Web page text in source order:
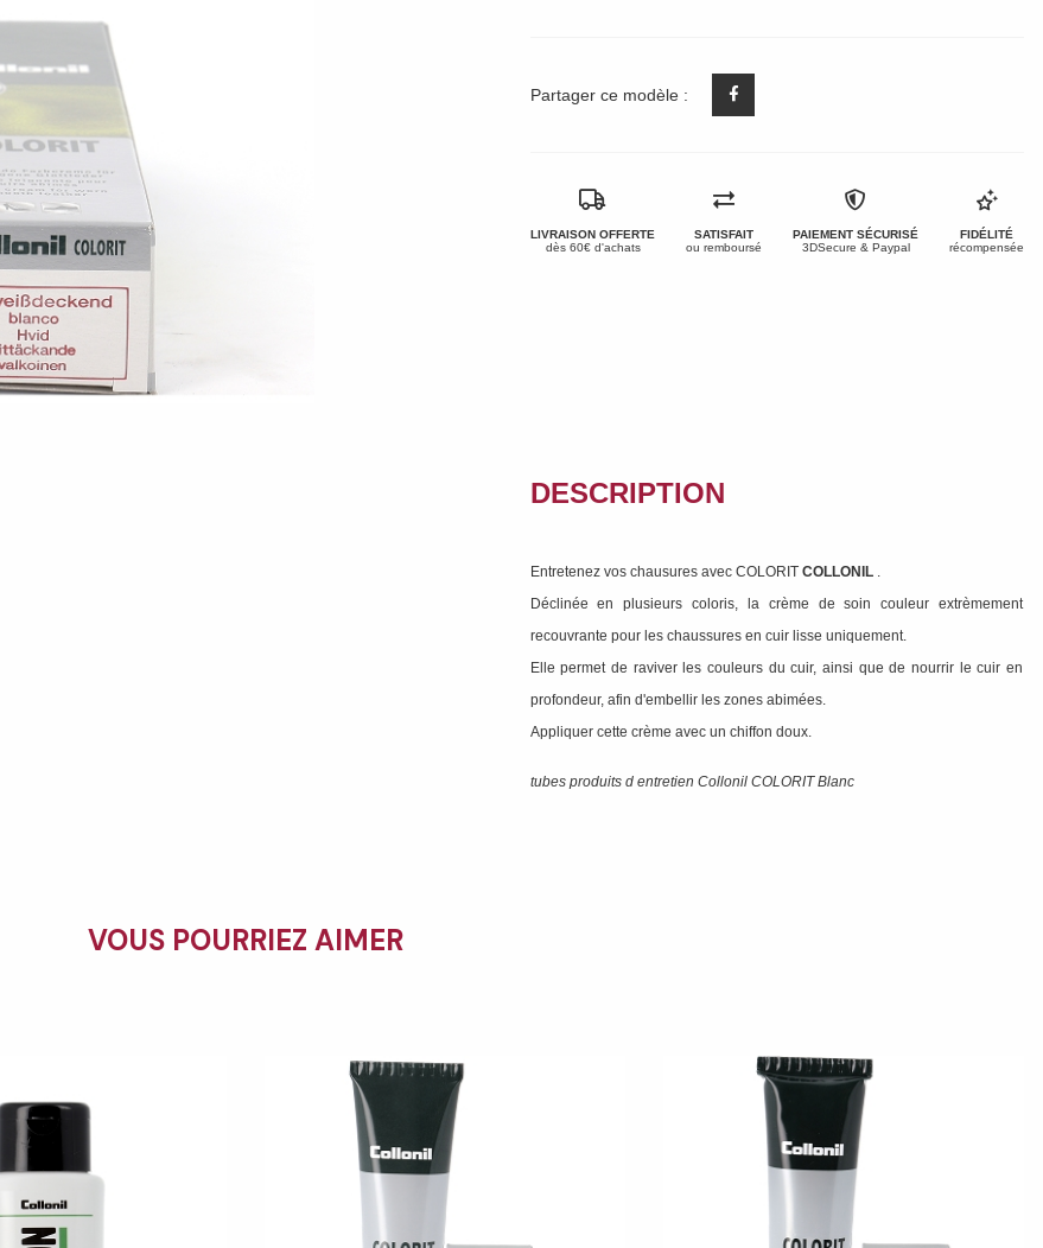
Partager ce modèle :
LIVRAISON OFFERTE
dès 60€ d'achats
SATISFAIT
ou remboursé
PAIEMENT SÉCURISÉ
3DSecure & Paypal
FIDÉLITÉ
récompensée
DESCRIPTION
Entretenez vos chausures avec COLORIT COLLONIL
Déclinée en plusieurs coloris, la crème de soin couleur extrèmement
recouvrante pour les chaussures en cuir lisse uniquement.
Elle permet de raviver les couleurs du cuir, ainsi que de nourrir le cuir en
profondeur, afin d'embellir les zones abimées.
Appliquer cette crème avec un chiffon doux.
tubes produits d entretien Collonil COLORIT Blanc
VOUS POURRIEZ AIMER